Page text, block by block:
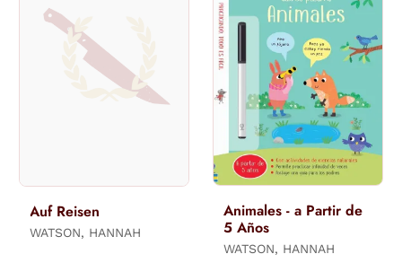
Auf Reisen
WATSON, HANNAH
Animales - a Partir de
5 Años
WATSON, HANNAH